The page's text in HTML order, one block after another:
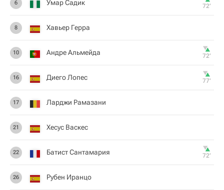
6 Умар Садик 72‎’‎
8 Хавьер Герра
10 Андре Альмейда 72‎’‎
16 Диего Лопес 77‎’‎
17 Ларджи Рамазани
21 Хесус Васкес
22 Батист Сантамария 72‎’‎
26 Рубен Иранцо